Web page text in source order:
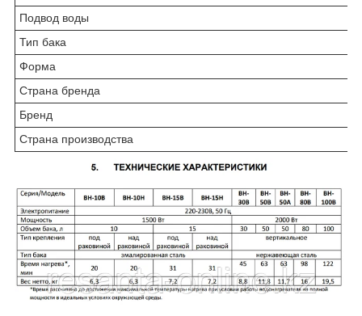
Подвод воды
Тип бака
Форма
Страна бренда
Бренд
Страна производства